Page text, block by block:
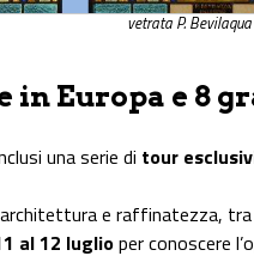
vetrata P.
in Europa e 8
una serie di tour
e raffinatezza, tra
al 12 luglioper conoscere